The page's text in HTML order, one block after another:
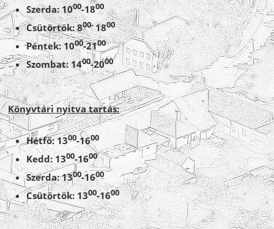
Szerda: 1000-1800
Csütörtök: 800-1800
Péntek: 1000-2100
Szombat: 1400-2000
Könyvtári nyitva tartás:
Hétfő: 1300-1600
Kedd: 1300-1600
Szerda: 1300-1600
Csütörtök: 1300-1600